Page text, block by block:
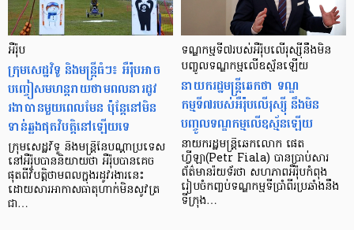
អឺរ៉ុប
ក្រុមសេដ្ឋវិទូ និងមន្ត្រីធំៗ៖ អឺរ៉ុបអាច
បញ្ចៀសមហន្តរាយថាមពលនារដូវ
រងាបានមួយពេលមែន ប៉ុន្ដែនៅមិន
ទាន់ឆ្លងផុតវិបត្តិនៅឡើយទេ
ក្រុមសេដ្ឋវិទូ និងមន្ត្រីនៃបណ្តាប្រទេស
នៅអឺរ៉ុបបាននិយាយថា អឺរ៉ុបបានគេច
ផុតពីវិបត្តិថាមពលក្នុងរដូវរងារនេះ
ដោយសារអាកាសធាតុហាក់មិនសូវត្រ
ជា…
ទណ្ឌកម្មទី៧របស់អឺរ៉ុបលើរុស្ស៊ីនឹងមិន
បញ្ចូលទណ្ឌកម្មលើឧស្ម័នឡើយ
នាយករដ្ឋមន្រ្តីឆេកថា ទណ្ឌ
កម្មទី៧របស់អឺរ៉ុបលើរុស្ស៊ី នឹងមិន
បញ្ចូលទណ្ឌកម្មលើឧស្ម័នឡើយ
នាយករដ្ឋមន្ត្រីឆេកលោក ផេត
ហ្វីឡា(Petr Fiala) បានប្រាប់សារ
ព័ត៌មានរ៉យទ័រថា សហភាពអឺរ៉ុបកំពុង
រៀបចំកញ្ចប់ទណ្ឌកម្មទីប្រាំពីរប្រឆាំងនឹង
ទីក្រុង…